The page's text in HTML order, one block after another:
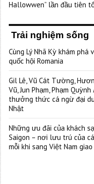
Hallowwen” lần đầu tiên
Trải nghiệm sống
Cùng Lý Nhã Kỳ khám phá
quốc hội Romania
Gil Lê, Vũ Cát Tường,
Vũ, Jun Phạm, Phạm
thưởng thức cá ngừ đại
Nhật
Những ưu đãi của khách
Saigon – nơi lưu trú của
mỗi khi sang Việt Nam